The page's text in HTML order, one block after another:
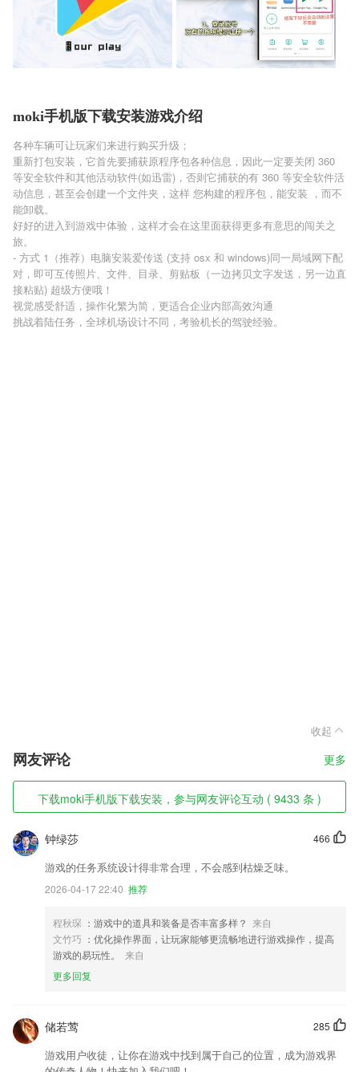
moki手机版下载安装游戏介绍
各种车辆可让玩家们来进行购买升级；
重新打包安装，它首先要捕获原程序包各种信息，因此一定要关闭 360
等安全软件和其他活动软件(如迅雷)，否则它捕获的有 360 等安全软件活
动信息，甚至会创建一个文件夹，这样 您构建的程序包，能安装 ，而不
能卸载。
好好的进入到游戏中体验，这样才会在这里面获得更多有意思的闯关之
旅。
- 方式 1（推荐）电脑安装爱传送 (支持 osx 和 windows)同一局域网下配
对，即可互传照片、文件、目录、剪贴板（一边拷贝文字发送，另一边直
接粘贴) 超级方便哦！
视觉感受舒适，操作化繁为简，更适合企业内部高效沟通
挑战着陆任务，全球机场设计不同，考验机长的驾驶经验。
收起
网友评论 更多
下载moki手机版下载安装，参与网友评论互动 ( 9433 条 )
466
钟绿莎
游戏的任务系统设计得非常合理，不会感到枯燥乏味。
2026-04-17 22:40 推荐
程秋琛 ：游戏中的道具和装备是否丰富多样？ 来自
文竹巧 ：优化操作界面，让玩家能够更流畅地进行游戏操作，提高
游戏的易玩性。
来自
更多回复
285
储若莺
游戏用户收徒，让你在游戏中找到属于自己的位置，成为游戏界